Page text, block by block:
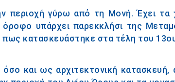
περιοχή γύρω από τη Μονή. Έχει τα
υπάρχει παρεκκλήσι της
κατασκευάστηκε στα τέλη του
και ως αρχιτεκτονική κατασκευή,